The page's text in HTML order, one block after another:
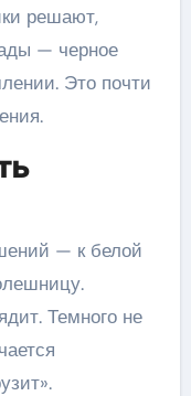
решают,
— черное
Это почти
— к белой
Темного не